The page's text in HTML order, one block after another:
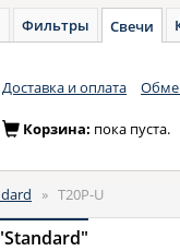
Фильтры Свечи
Доставка и оплата
Корзина: пока пуста.
» T20P-U